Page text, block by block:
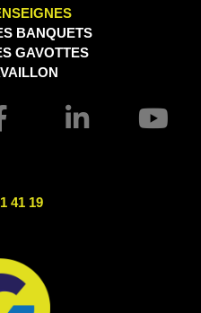
BANQUETS
GAVOTTES
41 19